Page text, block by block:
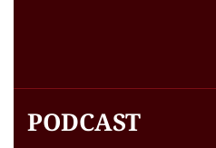
PODCAST